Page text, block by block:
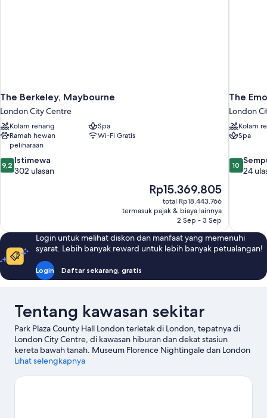
The Berkeley, Maybourne
London City Centre
Kolam renang
Spa
Ramah hewan
peliharaan
Wi-Fi Gratis
9.2
dari
9,2 Istimewa
302 ulasan
Harga
sekarang
Rp15.369.805
Rp15.369.805
total Rp18.443.766
termasuk pajak & biaya lainnya
2 Sep - 3 Sep
The
London
Kolam
Spa
10.0
dari
10
24
Login untuk melihat diskon dan manfaat yang memenuhi
syarat. Lebih banyak reward untuk lebih banyak petualangan!
Login Daftar sekarang, gratis
Tentang kawasan sekitar
Park Plaza County Hall London terletak di London, tepatnya di
London City Centre, di kawasan hiburan dan dekat stasiun
kereta bawah tanah. Museum Florence Nightingale dan London
Dungeon merupakan dua objek wisata kawasan ini, kunjungi
Eye serta Taman Jubilee. Jangan sampai melewatkan Sea Life
Lihat selengkapnya